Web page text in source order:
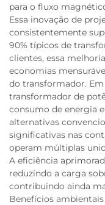
para o fluxo
Essa inovação de
consistentemente
90% típicos de
clientes, essa
economias
do transformador.
transformador de
consumo de energia
alternativas
significativas nas
operam múltiplas
A eficiência
reduzindo a carga
contribuindo ainda
Benefícios